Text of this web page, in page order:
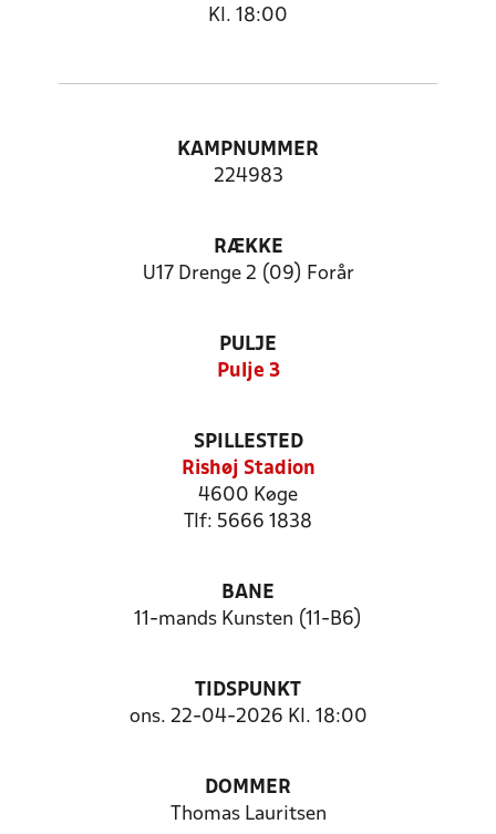
Kl. 18:00
KAMPNUMMER
224983
RÆKKE
U17 Drenge 2 (09) Forår
PULJE
Pulje 3
SPILLESTED
Rishøj Stadion
4600 Køge
Tlf: 5666 1838
BANE
11-mands Kunsten (11-B6)
TIDSPUNKT
ons. 22-04-2026 Kl. 18:00
DOMMER
Thomas Lauritsen